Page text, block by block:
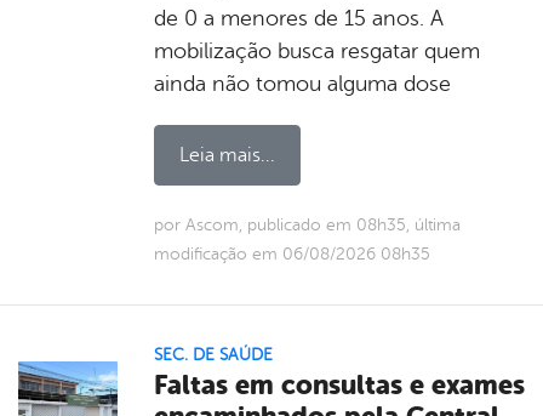
de 0 a menores de 15 anos. A
mobilização busca resgatar quem
ainda não tomou alguma dose
Leia mais...
por Ascom, publicado em 08h35, última
modificação em 06/08/2026 08h35
SEC. DE SAÚDE
Faltas em consultas e exames